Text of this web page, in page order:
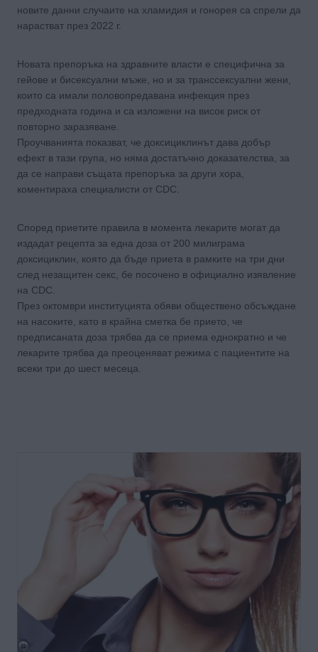
новите данни случаите на хламидия и гонорея са спрели да
нарастват през 2022 г.
Новата препоръка на здравните власти е специфична за
гейове и бисексуални мъже, но и за транссексуални жени,
които са имали половопредавана инфекция през
предходната година и са изложени на висок риск от
повторно заразяване.
Проучванията показват, че доксициклинът дава добър
ефект в тази група, но няма достатъчно доказателства, за
да се направи същата препоръка за други хора,
коментираха специалисти от CDC.
Според приетите правила в момента лекарите могат да
издадат рецепта за една доза от 200 милиграма
доксициклин, която да бъде приета в рамките на три дни
след незащитен секс, бе посочено в официално изявление
на CDC.
През октомври институцията обяви обществено обсъждане
на насоките, като в крайна сметка бе прието, че
предписаната доза трябва да се приема еднократно и че
лекарите трябва да преоценяват режима с пациентите на
всеки три до шест месеца.